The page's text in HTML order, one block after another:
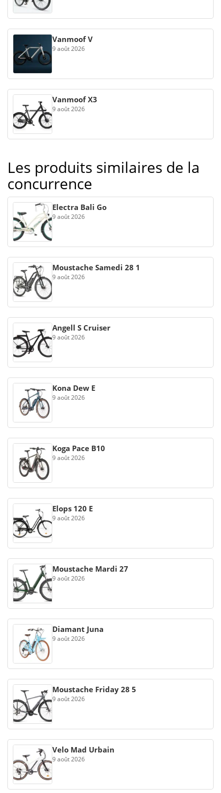
Vanmoof V
9 août 2026
Vanmoof X3
9 août 2026
Les produits similaires de la
concurrence
Electra Bali Go
9 août 2026
Moustache Samedi 28 1
9 août 2026
Angell S Cruiser
9 août 2026
Kona Dew E
9 août 2026
Koga Pace B10
9 août 2026
Elops 120 E
9 août 2026
Moustache Mardi 27
9 août 2026
Diamant Juna
9 août 2026
Moustache Friday 28 5
9 août 2026
Velo Mad Urbain
9 août 2026